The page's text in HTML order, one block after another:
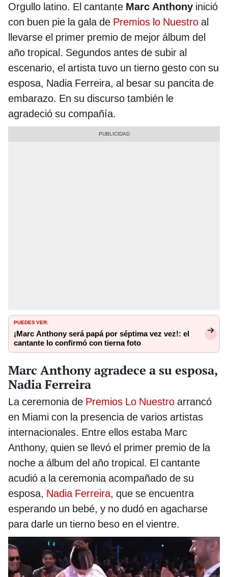
Orgullo latino. El cantante Marc Anthony inició
con buen pie la gala de Premios lo Nuestro al
llevarse el primer premio de mejor álbum del
año tropical. Segundos antes de subir al
escenario, el artista tuvo un tierno gesto con su
esposa, Nadia Ferreira, al besar su pancita de
embarazo. En su discurso también le
agradeció su compañía.
PUEDES VER:
¡Marc Anthony será papá por séptima vez vez!: el
cantante lo confirmó con tierna foto
Marc Anthony agradece a su esposa,
Nadia Ferreira
La ceremonia de Premios Lo Nuestro arrancó
en Miami con la presencia de varios artistas
internacionales. Entre ellos estaba Marc
Anthony, quien se llevó el primer premio de la
noche a álbum del año tropical. El cantante
acudió a la ceremonia acompañado de su
esposa, Nadia Ferreira, que se encuentra
esperando un bebé, y no dudó en agacharse
para darle un tierno beso en el vientre.